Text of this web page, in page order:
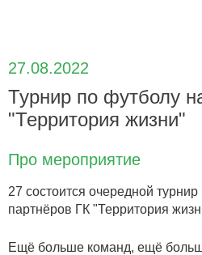
27.08.2022
Турнир по футболу
"Территория жизни"
Про мероприятие
27 состоится очередной
партнёров ГК "Территория
Ещё больше команд, ещё